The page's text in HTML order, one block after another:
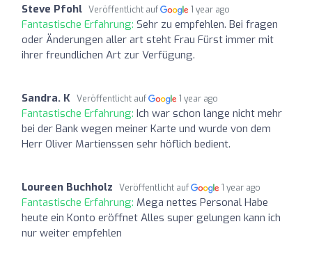
Steve Pfohl Veröffentlicht auf 1 year ago
Fantastische Erfahrung: Sehr zu empfehlen. Bei fragen
oder Änderungen aller art steht Frau Fürst immer mit
ihrer freundlichen Art zur Verfügung.
Sandra. K Veröffentlicht auf 1 year ago
Fantastische Erfahrung: Ich war schon lange nicht mehr
bei der Bank wegen meiner Karte und wurde von dem
Herr Oliver Martienssen sehr höflich bedient.
Loureen Buchholz Veröffentlicht auf 1 year ago
Fantastische Erfahrung: Mega nettes Personal Habe
heute ein Konto eröffnet Alles super gelungen kann ich
nur weiter empfehlen